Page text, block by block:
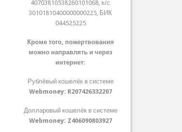
40703810538260101068, к/с
30101810400000000225, БИК
044525225
Кроме того, пожертвования
можно направлять и через
интернет:
Рублёвый кошелёк в системе
Webmoney: R207426332207
Долларовый кошелёк в системе
Webmoney: Z406090803927